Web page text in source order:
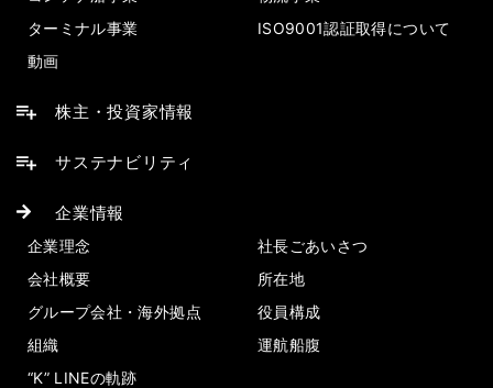
ターミナル事業
ISO9001認証取得について
動画
株主・投資家情報
サステナビリティ
企業情報
企業理念
社長ごあいさつ
会社概要
所在地
グループ会社・海外拠点
役員構成
組織
運航船腹
“K” LINEの軌跡